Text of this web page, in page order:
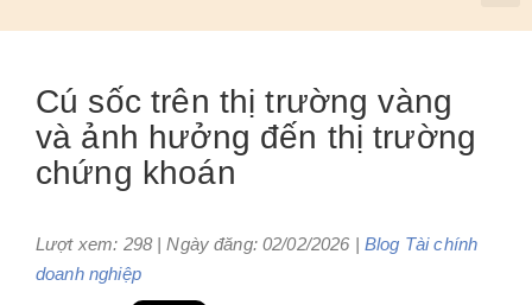
Cú sốc trên thị trường vàng
và ảnh hưởng đến thị trường
chứng khoán
Lượt xem: 298 | Ngày đăng: 02/02/2026 | Blog Tài chính
doanh nghiệp